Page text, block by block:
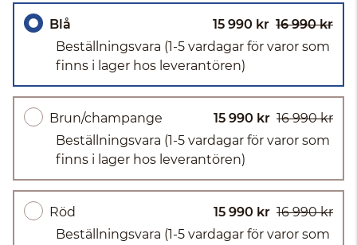
Blå 15 990 kr 16 990 kr
Beställningsvara (1-5 vardagar för varor som
finns i lager hos leverantören)
Brun/champange 15 990 kr 16 990 kr
Beställningsvara (1-5 vardagar för varor som
finns i lager hos leverantören)
Röd 15 990 kr 16 990 kr
Beställningsvara (1-5 vardagar för varor som